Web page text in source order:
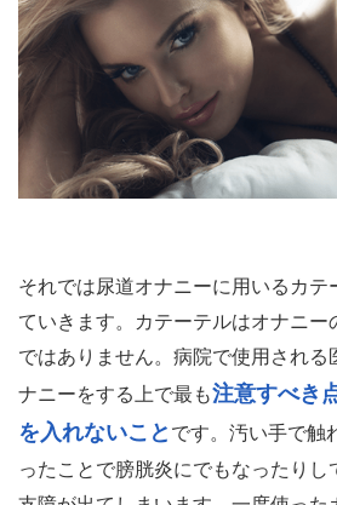
それでは尿道オナニーに用いるカテ
ていきます。カテーテルはオナニー
ではありません。病院で使用される
ナニーをする上で最も注意すべき
を入れないこと です。汚い手で触
ったことで膀胱炎にでもなったりし